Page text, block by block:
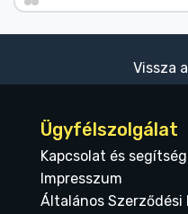
Vissza
Ügyfélszolgálat
Kapcsolat és segítség
Impresszum
Általános Szerződési